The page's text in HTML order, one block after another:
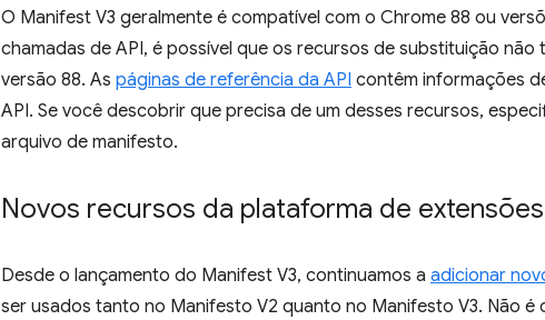
O Manifest V3 geralmente é compatível com o Chrome 88 ou
chamadas de API, é possível que os recursos de substituição
versão 88. As páginas de referência da API contêm informações
API. Se você descobrir que precisa de um desses recursos,
arquivo de manifesto.
Novos recursos da plataforma de extensões
Desde o lançamento do Manifest V3, continuamos a adicionar
ser usados tanto no Manifesto V2 quanto no Manifesto V3. Não